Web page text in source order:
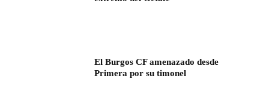
El Burgos CF amenazado desde
Primera por su timonel